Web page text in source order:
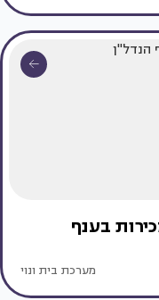
בענף
מערכת בית ונוי